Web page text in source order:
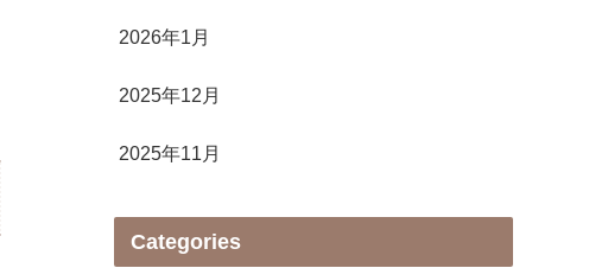
2026年1月
2025年12月
2025年11月
Categories